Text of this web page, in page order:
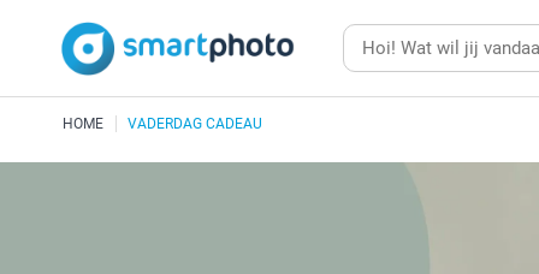
HOME VADERDAG CADEAU